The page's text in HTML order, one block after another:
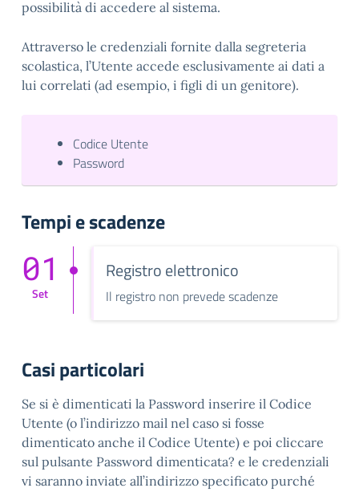
possibilità di accedere al sistema.
Attraverso le credenziali fornite dalla segreteria
scolastica, l’Utente accede esclusivamente ai dati a
lui correlati (ad esempio, i figli di un genitore).
Codice Utente
Password
Tempi e scadenze
01
Set
Registro elettronico
Il registro non prevede scadenze
Casi particolari
Se si è dimenticati la Password inserire il Codice
Utente (o l’indirizzo mail nel caso si fosse
dimenticato anche il Codice Utente) e poi cliccare
sul pulsante Password dimenticata? e le credenziali
vi saranno inviate all’indirizzo specificato purché